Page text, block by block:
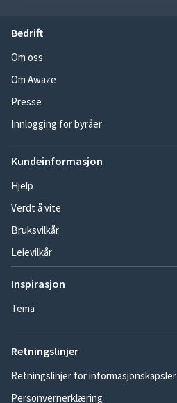
Bedrift
Om oss
Om Awaze
Presse
Innlogging for byråer
Kundeinformasjon
Hjelp
Verdt å vite
Bruksvilkår
Leievilkår
Inspirasjon
Tema
Retningslinjer
Retningslinjer for informasjonskapsler
Personvernerklæring